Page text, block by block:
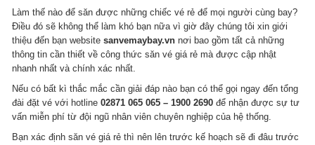
Làm thế nào để săn được những chiếc vé rẻ để mọi người cùng bay?
Điều đó sẽ không thể làm khó bạn nữa vì giờ đây chúng tôi xin giới
thiệu đến bạn websitesanvemaybay.vn nơi bao gồm tất cả những
thông tin cần thiết về công thức săn vé giá rẻ mà được cập nhật
nhanh nhất và chính xác nhất.
Nếu có bất kì thắc mắc cần giải đáp nào bạn có thể gọi ngay đến tổng
đài đặt vé với hotline 02871 065 065 – 1900 2690 để nhận được sự tư
vấn miễn phí từ đội ngũ nhân viên chuyên nghiệp của hệ thống.
Bạn xác định săn vé giá rẻ thì nên lên trước kế hoạch sẽ đi đâu trước